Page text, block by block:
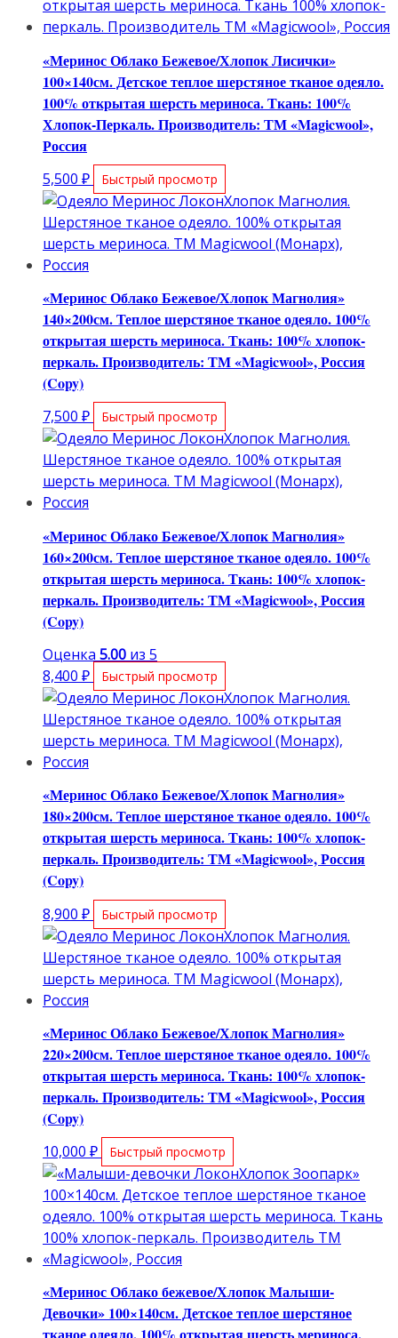
«Меринос Облако Бежевое/Хлопок Лисички»
100×140см. Детское теплое шерстяное тканое одеяло.
100% открытая шерсть мериноса. Ткань: 100%
Хлопок-Перкаль. Производитель: ТМ «Magicwool»,
Россия
5,500 ₽ Быстрый просмотр
«Меринос Облако Бежевое/Хлопок Магнолия»
140×200см. Теплое шерстяное тканое одеяло. 100%
открытая шерсть мериноса. Ткань: 100% хлопок-
перкаль. Производитель: ТМ «Magicwool», Россия
(Copy)
7,500 ₽ Быстрый просмотр
«Меринос Облако Бежевое/Хлопок Магнолия»
160×200см. Теплое шерстяное тканое одеяло. 100%
открытая шерсть мериноса. Ткань: 100% хлопок-
перкаль. Производитель: ТМ «Magicwool», Россия
(Copy)
Оценка 5.00 из 5
8,400 ₽ Быстрый просмотр
«Меринос Облако Бежевое/Хлопок Магнолия»
180×200см. Теплое шерстяное тканое одеяло. 100%
открытая шерсть мериноса. Ткань: 100% хлопок-
перкаль. Производитель: ТМ «Magicwool», Россия
(Copy)
8,900 ₽ Быстрый просмотр
«Меринос Облако Бежевое/Хлопок Магнолия»
220×200см. Теплое шерстяное тканое одеяло. 100%
открытая шерсть мериноса. Ткань: 100% хлопок-
перкаль. Производитель: ТМ «Magicwool», Россия
(Copy)
10,000 ₽ Быстрый просмотр
«Меринос Облако бежевое/Хлопок Малыши-
Девочки» 100×140см. Детское теплое шерстяное